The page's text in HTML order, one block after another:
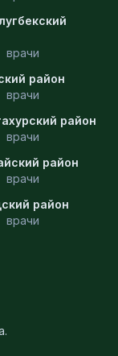
врачи
район
врачи
район
врачи
район
врачи
район
врачи